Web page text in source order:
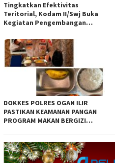
Tingkatkan Efektivitas
Teritorial, Kodam II/Swj Buka
Kegiatan Pengembangan
Apkowil TA 2026*
DOKKES POLRES OGAN ILIR
PASTIKAN KEAMANAN PANGAN
PROGRAM MAKAN BERGIZI
ORGANOLEPTIK*